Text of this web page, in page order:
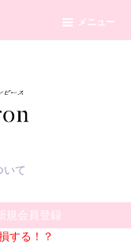
メニュー
いて
規会員登録
する！？